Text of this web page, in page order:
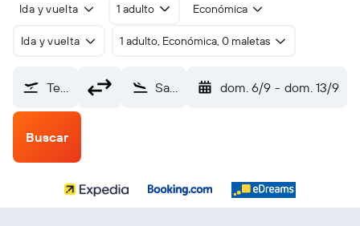
Ida y vuelta 1 adulto Económica
Ida y vuelta 1 adulto, Económica, 0 maletas
Teterboro (TEB) San Salvador Internacional de El Salvador (SAL) dom. 6/9 - dom. 13/9
Buscar